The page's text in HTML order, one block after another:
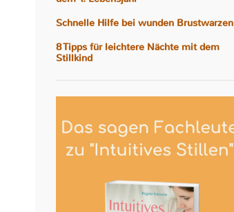
Schnelle Hilfe bei wunden Brustwarzen
8 Tipps für leichtere Nächte mit dem
Stillkind